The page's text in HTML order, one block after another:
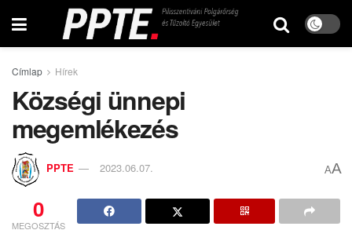
Címlap Hírek
Községi ünnepi
megemlékezés
PPTE 2023.06.07. AA
0
MEGOSZTÁS